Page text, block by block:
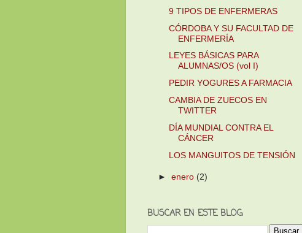
9 TIPOS DE ENFERMERAS
CÓRDOBA Y SU FACULTAD DE
ENFERMERÍA
LEYES BÁSICAS PARA
ALUMNAS/OS (vol I)
PEDIR YOGURES A FARMACIA
CAMBIA DE ZUECOS EN
TWITTER
DÍA MUNDIAL CONTRA EL
CÁNCER
LOS MANGUITOS DE TENSIÓN
► enero (2)
BUSCAR EN ESTE BLOG